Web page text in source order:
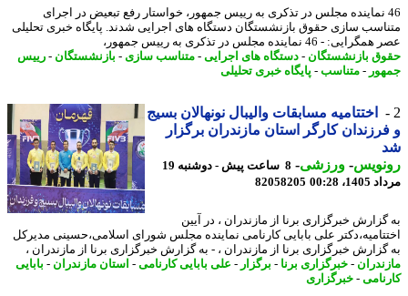
نماینده مجلس در تذکری به رییس جمهور، خواستار رفع تبعیض در اجرای
سازی حقوق بازنشستگان دستگاه های اجرایی شدند. پایگاه خبری تحلیلی
- 46 نماینده مجلس در تذکری به رییس جمهور،
بازنشستگان-دستگاه های اجرایی- متناسب سازی- بازنشستگان-رییس
-متناسب-پایگاه خبری تحلیلی
اختتامیه مسابقات والیبال نونهالان بسیج
کارگر استان مازندران برگزار
-ورزشی-
8 ساعت پیش - دوشنبه 19
00:28
82058205
خبرگزاری برنا از مازندران ، در آیین
علی بابایی کارنامی نماینده مجلس شورای اسلامی،حسینی مدیرکل
خبرگزاری برنا از مازندران ، - به گزارش خبرگزاری برنا از مازندران ،
- خبرگزاری برنا-برگزار - علی بابایی کارنامی-استان مازندران-
بابایی
-خبرگزاری